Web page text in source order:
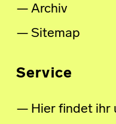
Archiv
Sitemap
Service
Hier findet ihr